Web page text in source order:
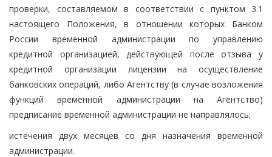
проверки, составляемом в соответствии с пунктом 3.1
настоящего Положения, в отношении которых Банком
России временной администрации по управлению
кредитной организацией, действующей после отзыва у
кредитной организации лицензии на осуществление
банковских операций, либо Агентству (в случае возложения
функций временной администрации на Агентство)
предписание временной администрации не направлялось;
истечения двух месяцев со дня назначения временной
администрации.